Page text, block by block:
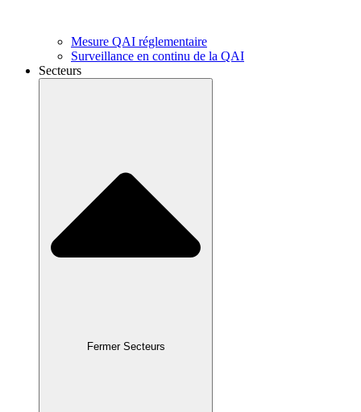
Mesure QAI réglementaire
Surveillance en continu de la QAI
Secteurs
Fermer Secteurs